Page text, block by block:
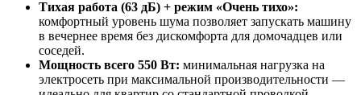
Тихая работа (63 дБ) + режим «Очень тихо»:
комфортный уровень шума позволяет запускать машину
в вечернее время без дискомфорта для домочадцев или
соседей.
Мощность всего 550 Вт: минимальная нагрузка на
электросеть при максимальной производительности —